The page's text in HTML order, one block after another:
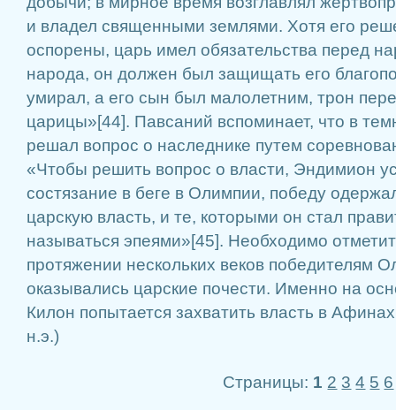
и владел священными землями. Хотя его
оспорены, царь имел обязательства перед
народа, он должен был защищать его
умирал, а его сын был малолетним, трон
царицы»[44]. Павсаний вспоминает, что в
решал вопрос о наследнике путем
«Чтобы решить вопрос о власти, Эндимион
состязание в беге в Олимпии, победу
царскую власть, и те, которыми он стал
называться эпеями»[45]. Необходимо
протяжении нескольких веков победителям
оказывались царские почести. Именно на
Килон попытается захватить власть в
н.э.)
Страницы: 1 2 3 4 5 6